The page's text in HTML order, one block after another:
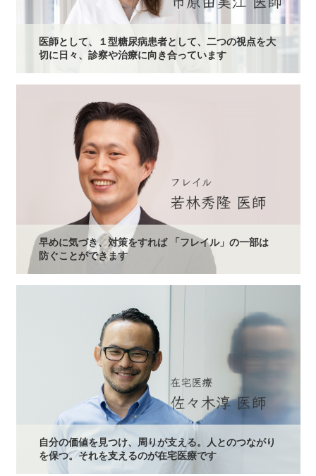
医師として、１型糖尿病患者として、二つの視点を大
切に日々、診察や治療に向き合っています
早めに気づき、対策をすれば 「フレイル」の一部は
防ぐことができます
自分の価値を見つけ、周りが支える。人とのつながり
を保つ。それを支えるのが在宅医療です